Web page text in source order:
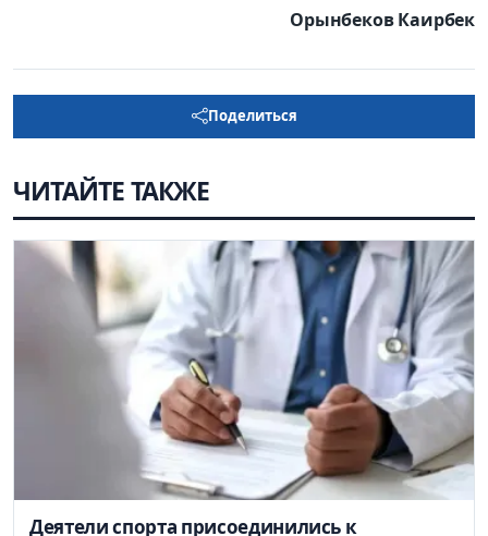
Орынбеков Каирбек
Поделиться
ЧИТАЙТЕ ТАКЖЕ
Деятели спорта присоединились к